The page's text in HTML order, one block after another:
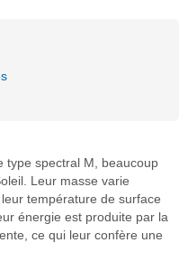
type spectral M, beaucoup
Leur masse varie
température de surface
énergie est produite par la
ce qui leur confère une